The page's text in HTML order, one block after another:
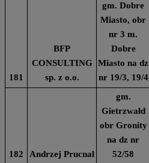
181
BFP
CONSULTING
sp. z o.o.
gm. Dobre
Miasto, obr
nr 3 m.
Dobre
Miasto na dz
nr 19/3, 19/4
182 Andrzej Prucnal
gm.
Gietrzwałd
obr Gronity
na dz nr
52/58